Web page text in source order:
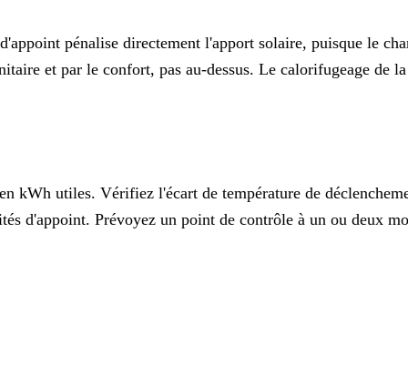
pénalise directement l'apport solaire, puisque le
et par le confort, pas au-dessus. Le calorifugeage de
kWh utiles. Vérifiez l'écart de température de
d'appoint. Prévoyez un point de contrôle à un ou deux